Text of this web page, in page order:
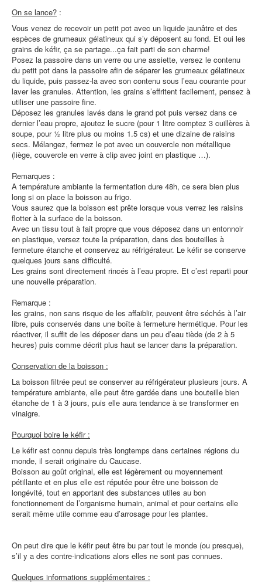
On se lance? :
Vous venez de recevoir un petit pot avec un liquide jaunâtre et des
espèces de grumeaux gélatineux qui s’y déposent au fond. Et oui les
grains de kéfir, ça se partage...ça fait parti de son charme!
Posez la passoire dans un verre ou une assiette, versez le contenu
du petit pot dans la passoire afin de séparer les grumeaux gélatineux
du liquide, puis passez-la avec son contenu sous l’eau courante pour
laver les granules. Attention, les grains s’effritent facilement, pensez à
utiliser une passoire fine.
Déposez les granules lavés dans le grand pot puis versez dans ce
dernier l’eau propre, ajoutez le sucre (pour 1 litre comptez 3 cuillères à
soupe, pour ½ litre plus ou moins 1.5 cs) et une dizaine de raisins
secs. Mélangez, fermez le pot avec un couvercle non métallique
(liège, couvercle en verre à clip avec joint en plastique …).
Remarques :
A température ambiante la fermentation dure 48h, ce sera bien plus
long si on place la boisson au frigo.
Vous saurez que la boisson est prête lorsque vous verrez les raisins
flotter à la surface de la boisson.
Avec un tissu tout à fait propre que vous déposez dans un entonnoir
en plastique, versez toute la préparation, dans des bouteilles à
fermeture étanche et conservez au réfrigérateur. Le kéfir se conserve
quelques jours sans difficulté.
Les grains sont directement rincés à l’eau propre. Et c’est reparti pour
une nouvelle préparation.
Remarque :
les grains, non sans risque de les affaiblir, peuvent être séchés à l’air
libre, puis conservés dans une boîte à fermeture hermétique. Pour les
réactiver, il suffit de les déposer dans un peu d’eau tiède (de 2 à 5
heures) puis comme décrit plus haut se lancer dans la préparation.
Conservation de la boisson :
La boisson filtrée peut se conserver au réfrigérateur plusieurs jours. A
température ambiante, elle peut être gardée dans une bouteille bien
étanche de 1 à 3 jours, puis elle aura tendance à se transformer en
vinaigre.
Pourquoi boire le kéfir :
Le kéfir est connu depuis très longtemps dans certaines régions du
monde, il serait originaire du Caucase.
Boisson au goût original, elle est légèrement ou moyennement
pétillante et en plus elle est réputée pour être une boisson de
longévité, tout en apportant des substances utiles au bon
fonctionnement de l’organisme humain, animal et pour certains elle
serait même utile comme eau d’arrosage pour les plantes.
On peut dire que le kéfir peut être bu par tout le monde (ou presque),
s’il y a des contre-indications alors elles ne sont pas connues.
Quelques informations supplémentaires :